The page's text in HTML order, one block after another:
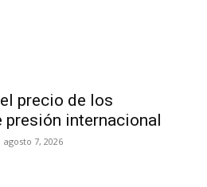
precio de los
internacional
agosto 7, 2026